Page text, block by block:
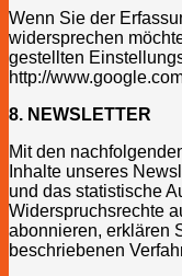
Wenn Sie der
widersprechen
gestellten
http://
8. NEWSLETTER
Mit den
Inhalte unseres
und das statistische
Widerspruchsrechte
abonnieren, erklären
beschriebenen